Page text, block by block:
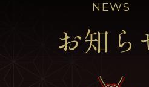
NEWS
お知ら